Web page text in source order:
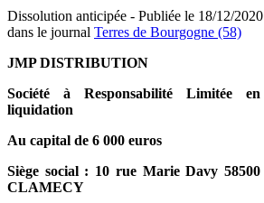
Dissolution anticipée - Publiée le 18/12/2020
dans le journal Terres de Bourgogne (58)
JMP DISTRIBUTION
Société à Responsabilité Limitée en
liquidation
Au capital de 6 000 euros
Siège social : 10 rue Marie Davy 58500
CLAMECY